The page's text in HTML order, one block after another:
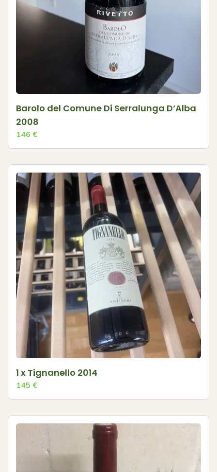
Barolo del Comune Di Serralunga D‘Alba
2008
146 €
1 x Tignanello 2014
145 €